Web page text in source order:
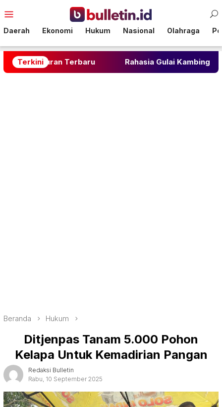
ke
Mobile
Daerah Ekonomi Hukum Nasional Olahraga
Terkini
Terbaru Rahasia Gulai Kambing Anti Amis:
Beranda Hukum
Ditjenpas Tanam 5.000 Pohon
Kelapa Untuk Kemadirian Pangan
Redaksi Bulletin
Rabu, 10 September 2025